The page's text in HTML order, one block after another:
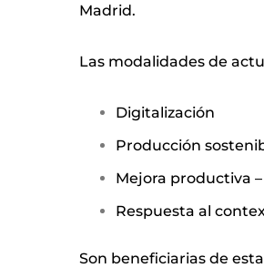
Madrid.
Las modalidades de
Digitalización
Producción
Mejora productiva
Respuesta al
Son beneficiarias de